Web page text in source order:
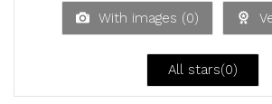
With images (0)
All stars(0)